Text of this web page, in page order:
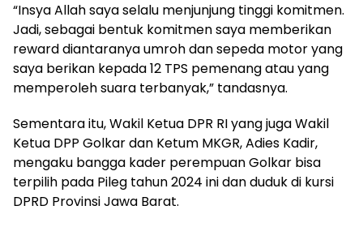
“Insya Allah saya selalu menjunjung tinggi komitmen.
Jadi, sebagai bentuk komitmen saya memberikan
reward diantaranya umroh dan sepeda motor yang
saya berikan kepada 12 TPS pemenang atau yang
memperoleh suara terbanyak,” tandasnya.
Sementara itu, Wakil Ketua DPR RI yang juga Wakil
Ketua DPP Golkar dan Ketum MKGR, Adies Kadir,
mengaku bangga kader perempuan Golkar bisa
terpilih pada Pileg tahun 2024 ini dan duduk di kursi
DPRD Provinsi Jawa Barat.